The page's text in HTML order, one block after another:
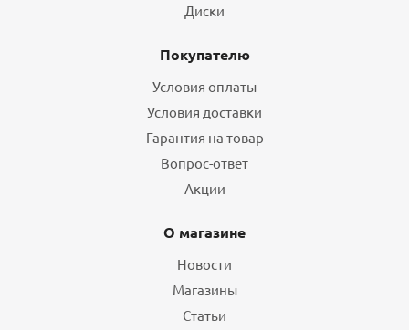
Диски
Покупателю
Условия оплаты
Условия доставки
Гарантия на товар
Вопрос-ответ
Акции
О магазине
Новости
Магазины
Статьи